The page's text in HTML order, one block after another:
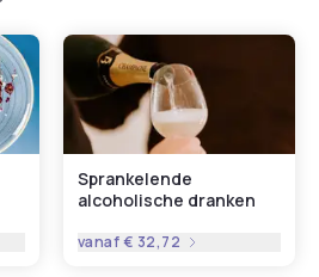
Sprankelende
alcoholische dranken
vanaf€ 32,72